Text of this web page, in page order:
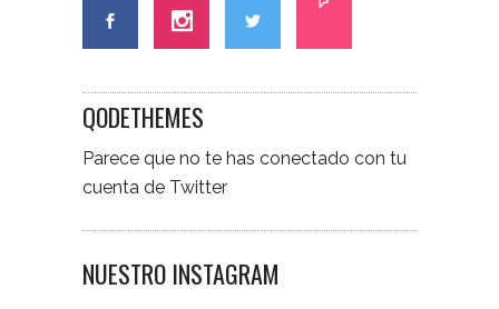
QODETHEMES
Parece que no te has conectado con tu
cuenta de Twitter
NUESTRO INSTAGRAM